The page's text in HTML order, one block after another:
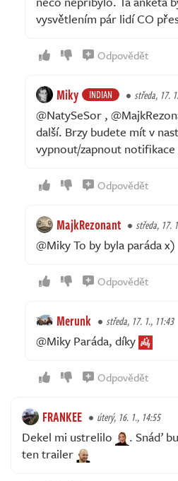
vysvětlením pár lidí CO
Odpovědět
Miky INDIAN středa, 17.
@NatySeSor ,
další. Brzy budete mít v
vypnout/zapnout notifikace
Odpovědět
MajkRezonant středa, 17.
@Miky To by byla paráda x)
Odpovědět
Merunk středa, 17. 1., 11:43
@Miky Paráda, díky
Odpovědět
FRANKEE úterý, 16. 1., 14:55
Dekel mi ustrelilo
. Snáď
ten trailer